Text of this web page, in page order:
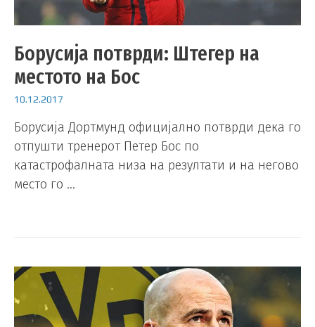
Борусија потврди: Штегер на
местото на Бос
10.12.2017
Борусија Дортмунд официјално потврди дека го
отпушти тренерот Петер Бос по
катастрофалната низа на резултати и на негово
место го …